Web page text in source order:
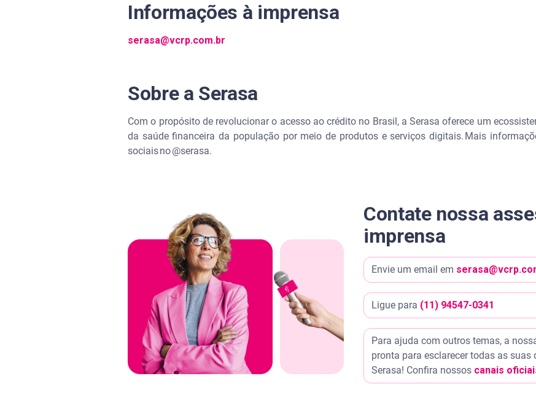
Informações à imprensa
serasa@vcrp.com.br
Sobre a Serasa
Com o propósito de revolucionar o acesso ao crédito no Brasil, a Serasa oferece um
da saúde financeira da população por meio de produtos e serviços digitais. Mais
sociais no @serasa.
Contate nossa
imprensa
Envie um email em
Ligue para (11) 94547-0341
Para ajuda com outros temas, a
pronta para esclarecer todas as suas
Serasa! Confira nossos canais